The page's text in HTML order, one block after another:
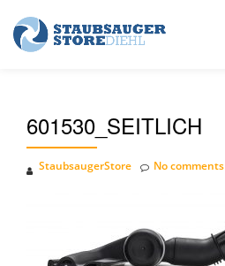
Skip
601530_SEITLICH
StaubsaugerStore No comments